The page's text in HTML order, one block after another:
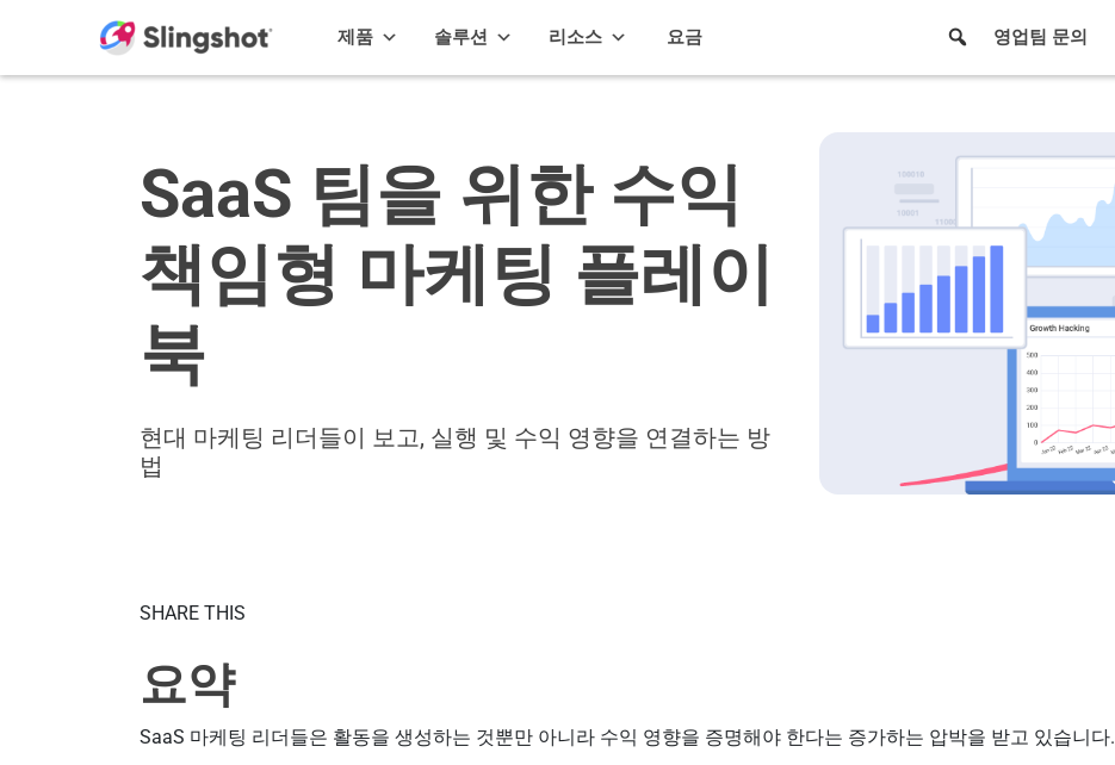
제품 솔루션 리소스 요금 영업팀 문의
SaaS 팀을 위한 수익
책임형 마케팅 플레이
북
현대 마케팅 리더들이 보고, 실행 및 수익 영향을 연결하는 방
법
SHARE THIS
요약
SaaS 마케팅 리더들은 활동을 생성하는 것뿐만 아니라 수익 영향을 증명해야 한다는 증가하는 압박을 받고 있습니다.